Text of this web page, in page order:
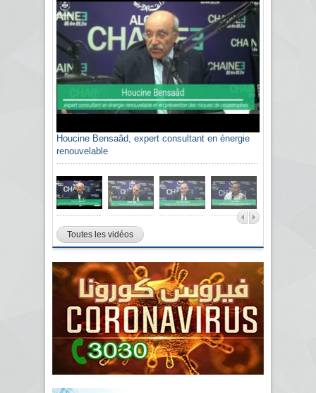
Houcine Bensaâd, expert consultant en énergie
renouvelable
Toutes les vidéos